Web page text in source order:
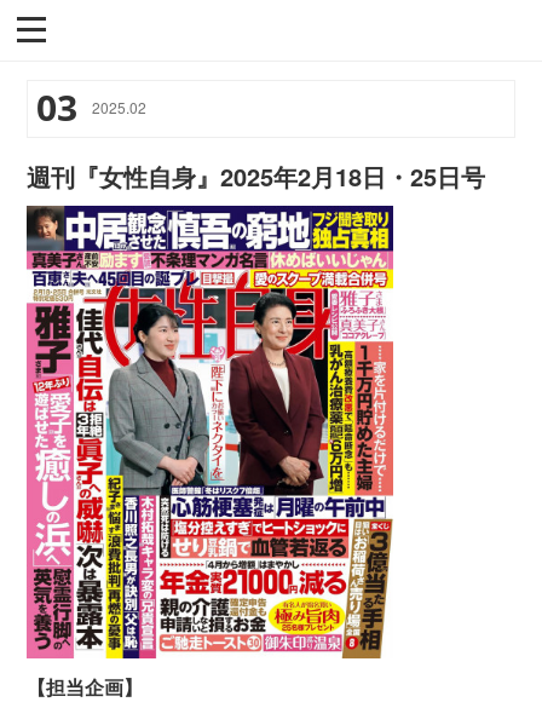
03 2025.02
週刊『女性自身』2025年2月18日・25日号
【担当企画】